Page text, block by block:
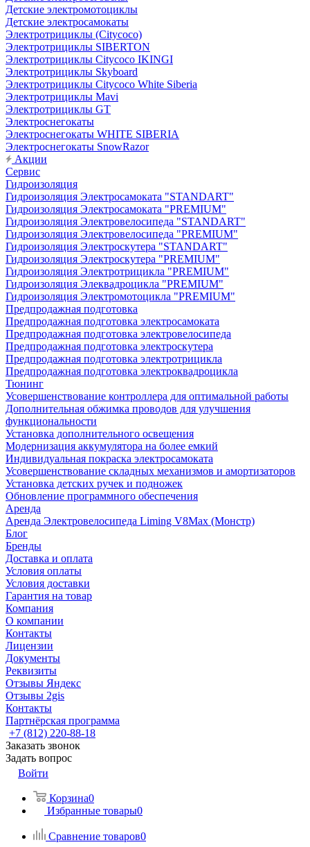
Детские электромотоциклы
Детские электросамокаты
Электротрициклы (Citycoco)
Электротрициклы SIBERTON
Электротрициклы Citycoco IKINGI
Электротрициклы Skyboard
Электротрициклы Citycoco White Siberia
Электротрициклы Mavi
Электротрициклы GT
Электроснегокаты
Электроснегокаты WHITE SIBERIA
Электроснегокаты SnowRazor
Акции
Сервис
Гидроизоляция
Гидроизоляция Электросамоката "STANDART"
Гидроизоляция Электросамоката "PREMIUM"
Гидроизоляция Электровелосипеда "STANDART"
Гидроизоляция Электровелосипеда "PREMIUM"
Гидроизоляция Электроскутера "STANDART"
Гидроизоляция Электроскутера "PREMIUM"
Гидроизоляция Электротрицикла "PREMIUM"
Гидроизоляция Элеквадроцикла "PREMIUM"
Гидроизоляция Электромотоцикла "PREMIUM"
Предпродажная подготовка
Предпродажная подготовка электросамоката
Предпродажная подготовка электровелосипеда
Предпродажная подготовка электроскутера
Предпродажная подготовка электротрицикла
Предпродажная подготовка электроквадроцикла
Тюнинг
Усовершенствование контроллера для оптимальной работы
Дополнительная обжимка проводов для улучшения
функциональности
Установка дополнительного освещения
Модернизация аккумулятора на более емкий
Индивидуальная покраска электросамоката
Усовершенствование складных механизмов и амортизаторов
Установка детских ручек и подножек
Обновление программного обеспечения
Аренда
Аренда Электровелосипеда Liming V8Max (Монстр)
Блог
Бренды
Доставка и оплата
Условия оплаты
Условия доставки
Гарантия на товар
Компания
О компании
Контакты
Лицензии
Документы
Реквизиты
Отзывы Яндекс
Отзывы 2gis
Контакты
Партнёрская программа
+7 (812) 220-88-18
Заказать звонок
Задать вопрос
Войти
Корзина0
Избранные товары0
Сравнение товаров0